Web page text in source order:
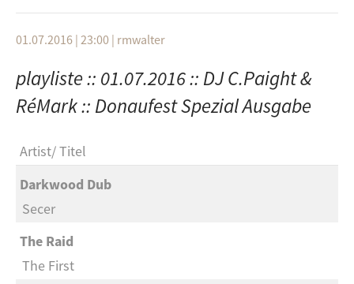
01.07.2016 | 23:00 | rmwalter
playliste :: 01.07.2016 :: DJ C.Paight &
RéMark :: Donaufest Spezial Ausgabe
Artist Titel
Darkwood Dub
Secer
The Raid
The First